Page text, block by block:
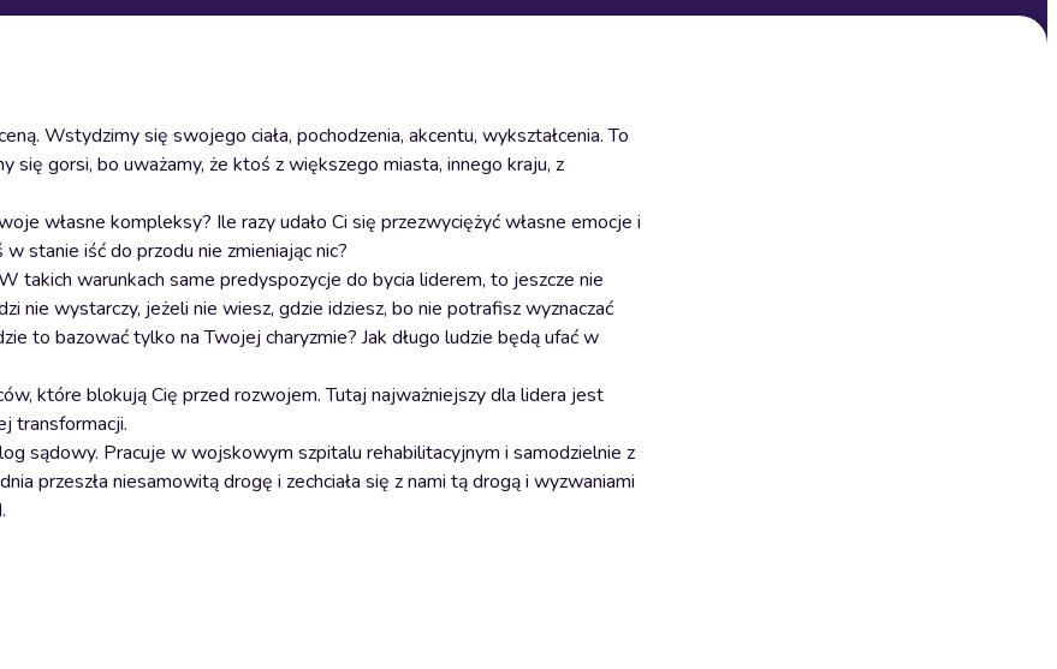
Wstydzimy się swojego ciała, pochodzenia, akcentu, wykształcenia. To
się gorsi, bo uważamy, że ktoś z większego miasta, innego kraju, z
własne kompleksy? Ile razy udało Ci się przezwyciężyć własne emocje i
stanie iść do przodu nie zmieniając nic?
takich warunkach same predyspozycje do bycia liderem, to jeszcze nie
nie wystarczy, jeżeli nie wiesz, gdzie idziesz, bo nie potrafisz wyznaczać
to bazować tylko na Twojej charyzmie? Jak długo ludzie będą ufać w
które blokują Cię przed rozwojem. Tutaj najważniejszy dla lidera jest
transformacji.
sądowy. Pracuje w wojskowym szpitalu rehabilitacyjnym i samodzielnie z
przeszła niesamowitą drogę i zechciała się z nami tą drogą i wyzwaniami